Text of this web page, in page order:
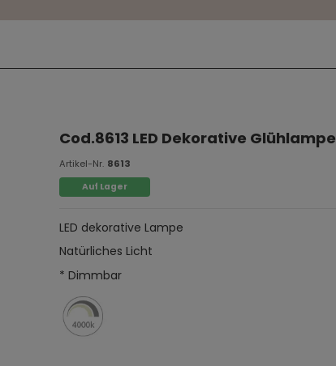
Cod.8613 LED Dekorative Glühlampe
Artikel-Nr. 8613
Auf Lager
LED dekorative Lampe
Natürliches Licht
* Dimmbar